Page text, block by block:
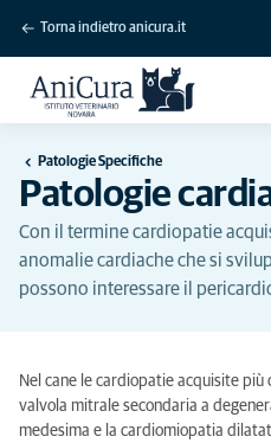
Torna indietro anicura.it
Patologie Specifiche
Patologie
Con il termine cardiopatie
anomalie cardiache che si
possono interessare il
Nel cane le cardiopatie acquisite più
valvola mitrale secondaria a
medesima e la cardiomiopatia